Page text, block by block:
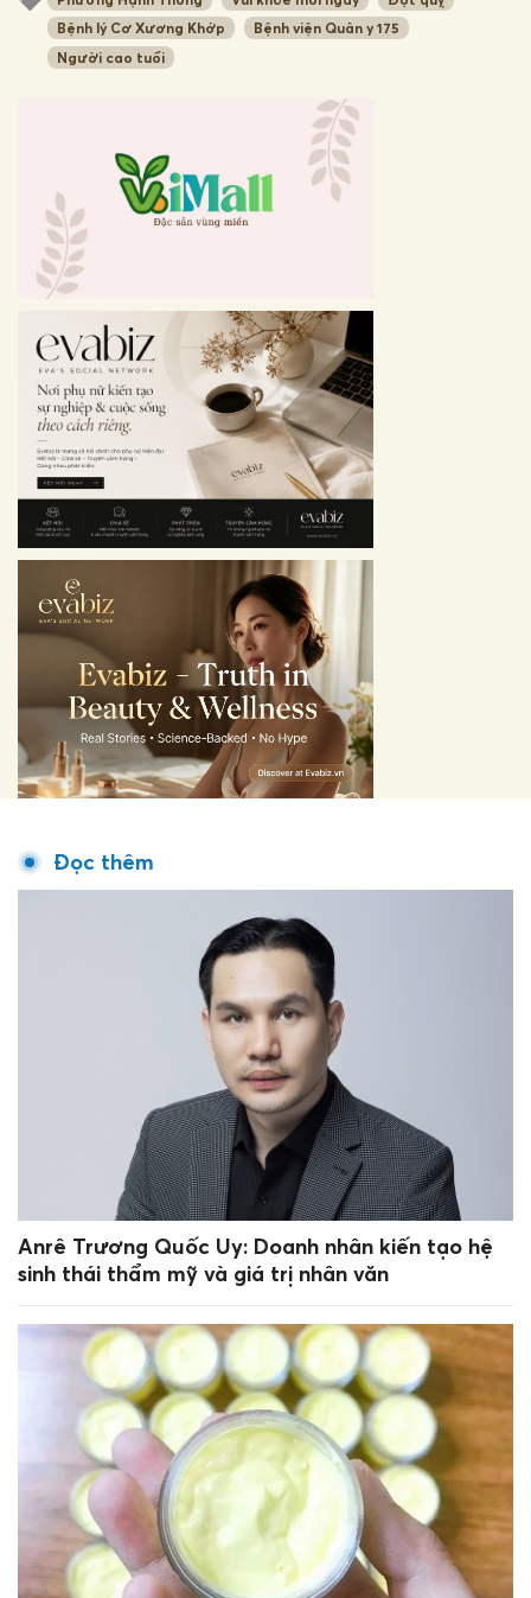
Bệnh lý Cơ Xương Khớp
Bệnh viện Quân y 175
Người cao tuổi
Đọc thêm
Anrê Trương Quốc Uy: Doanh nhân kiến tạo hệ
sinh thái thẩm mỹ và giá trị nhân văn